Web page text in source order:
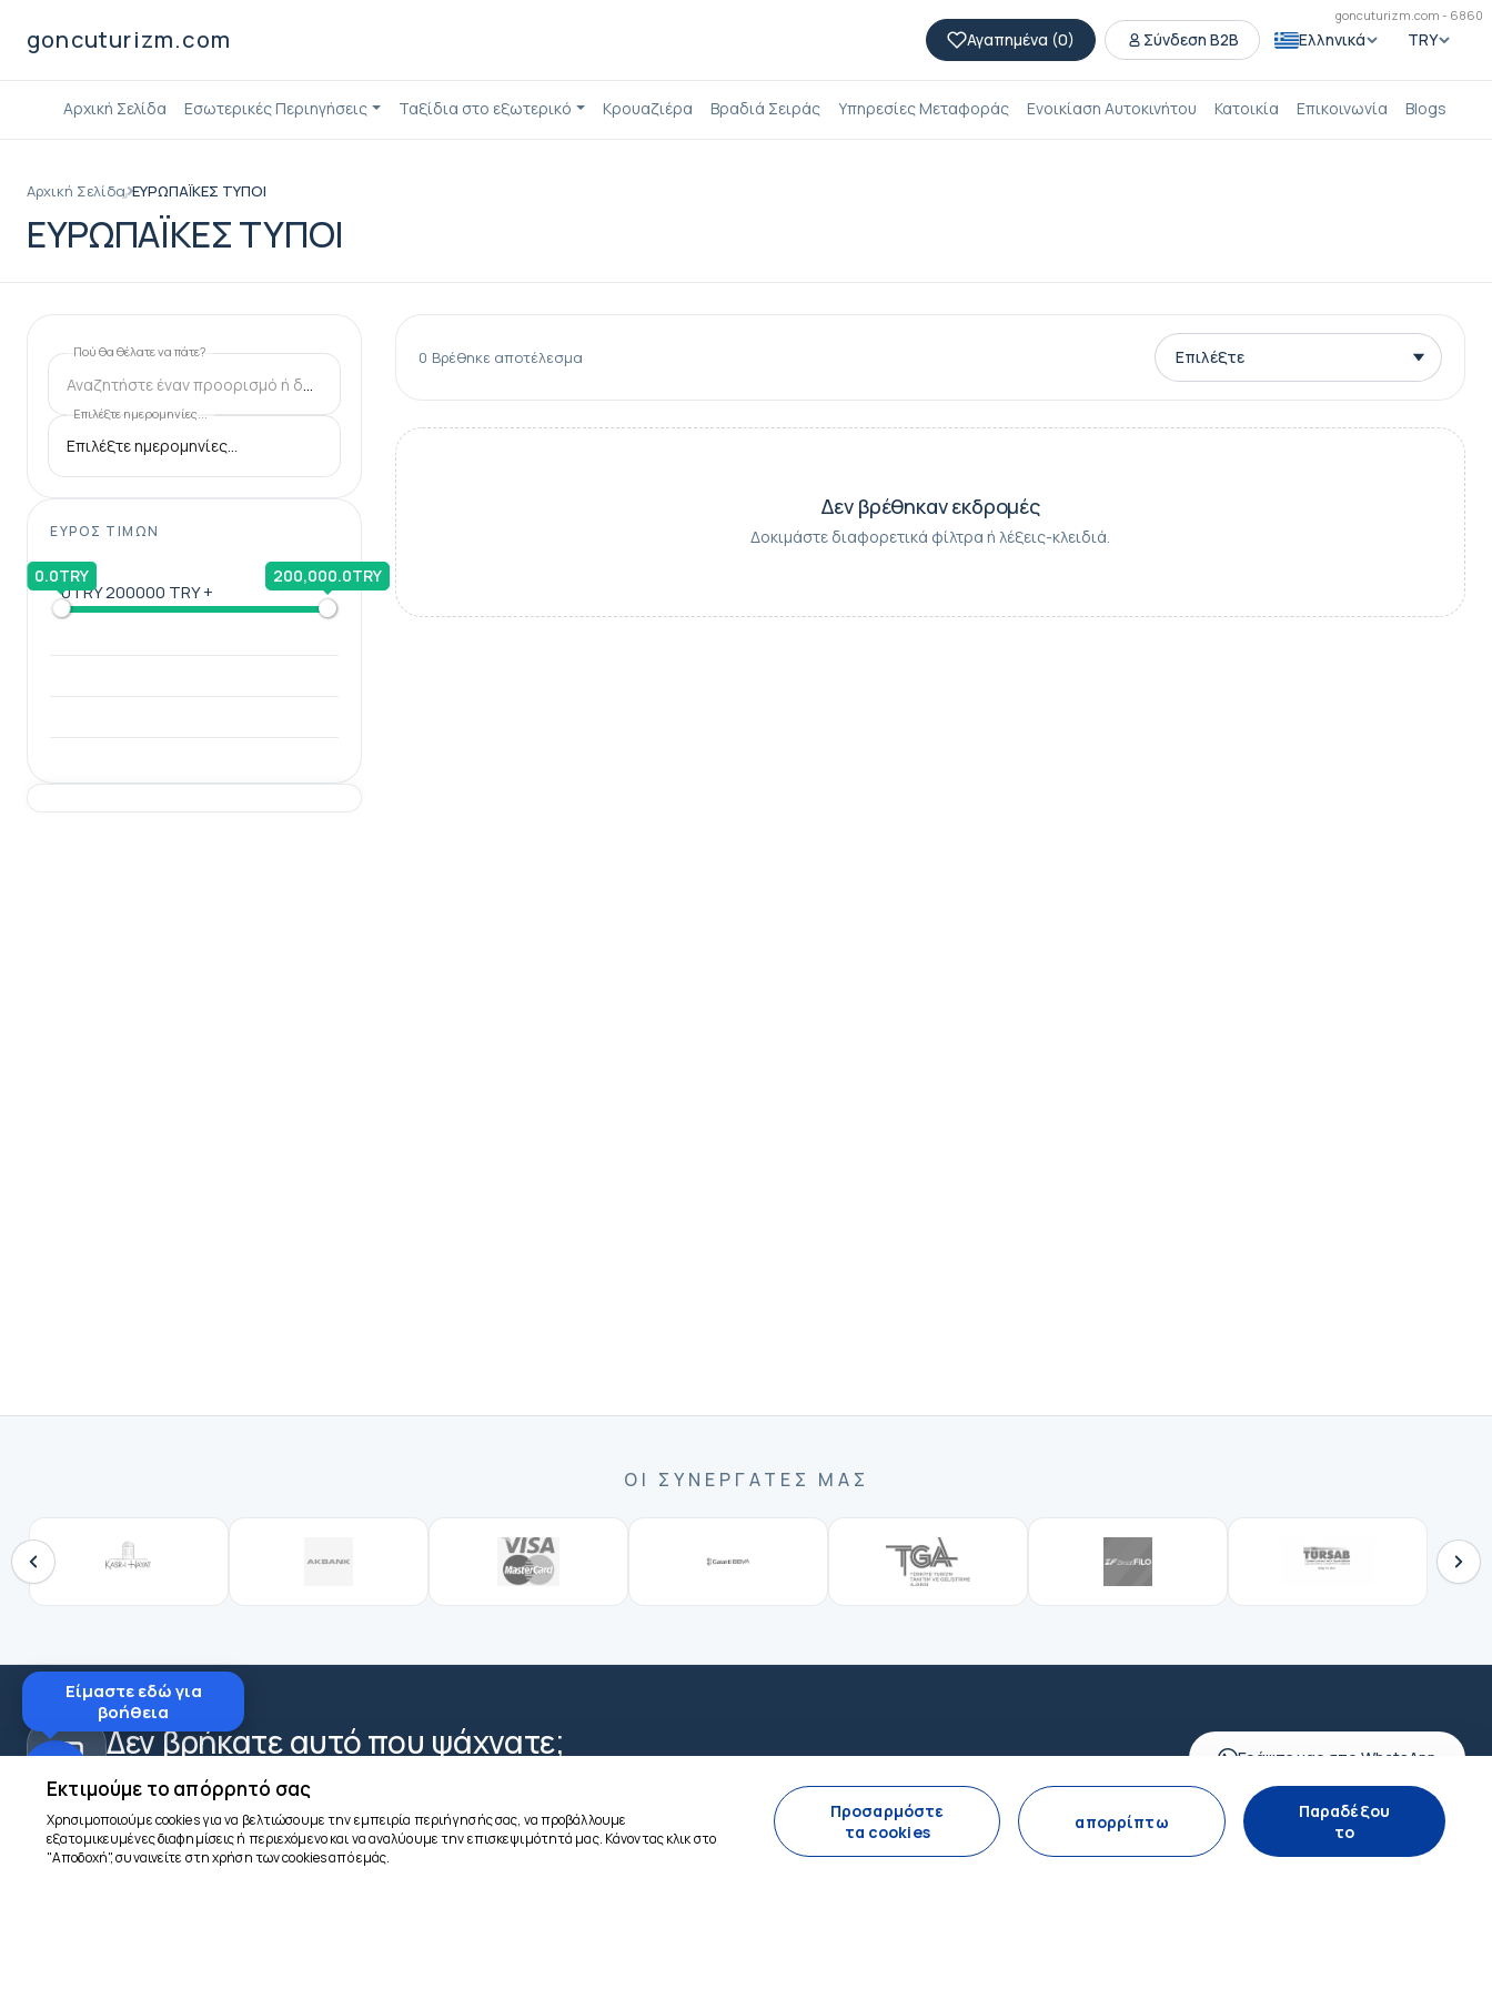
goncuturizm.com - 6860
goncuturizm.com Αγαπημένα (0) Σύνδεση B2B Ελληνικά TRY
Αρχική Σελίδα Εσωτερικές Περιηγήσεις Ταξίδια στο εξωτερικό Κρουαζιέρα Βραδιά Σειράς Υπηρεσίες Μεταφοράς Ενοικίαση Αυτοκινήτου Κατοικία Επικοινωνία Blogs
Αρχική Σελίδα ΕΥΡΩΠΑΪΚΕΣ ΤΥΠΟΙ
ΕΥΡΩΠΑΪΚΕΣ ΤΥΠΟΙ
Πού θα θέλατε να πάτε?
Αναζητήστε έναν προορισμό ή δραστηριότητα
Επιλέξτε ημερομηνίες...
ΕΎΡΟΣ ΤΙΜΏΝ
0TRY200000 TRY +
0.0TRY 200,000.0TRY
0 Βρέθηκε αποτέλεσμα
Δεν βρέθηκαν εκδρομές
Δοκιμάστε διαφορετικά φίλτρα ή λέξεις-κλειδιά.
ΟΙ ΣΥΝΕΡΓΆΤΕΣ ΜΑΣ
Δεν βρήκατε αυτό που ψάχνατε;
Επικοινωνήστε μαζί μας στο WhatsApp για ένα εξατομικευμένο πλάνο — είμαστε δίπλα σας 24/7.
Γράψτε μας στο WhatsApp
Εκτιμούμε το απόρρητό σας
Χρησιμοποιούμε cookies για να βελτιώσουμε την εμπειρία περιήγησής σας, να προβάλλουμε
εξατομικευμένες διαφημίσεις ή περιεχόμενο και να αναλύουμε την επισκεψιμότητά μας. Κάνοντας κλικ στο
"Αποδοχή", συναινείτε στη χρήση των cookies από εμάς.
Προσαρμόστε
τα cookies
απορρίπτω
Παραδέξου
το
Είμαστε εδώ για
βοήθεια